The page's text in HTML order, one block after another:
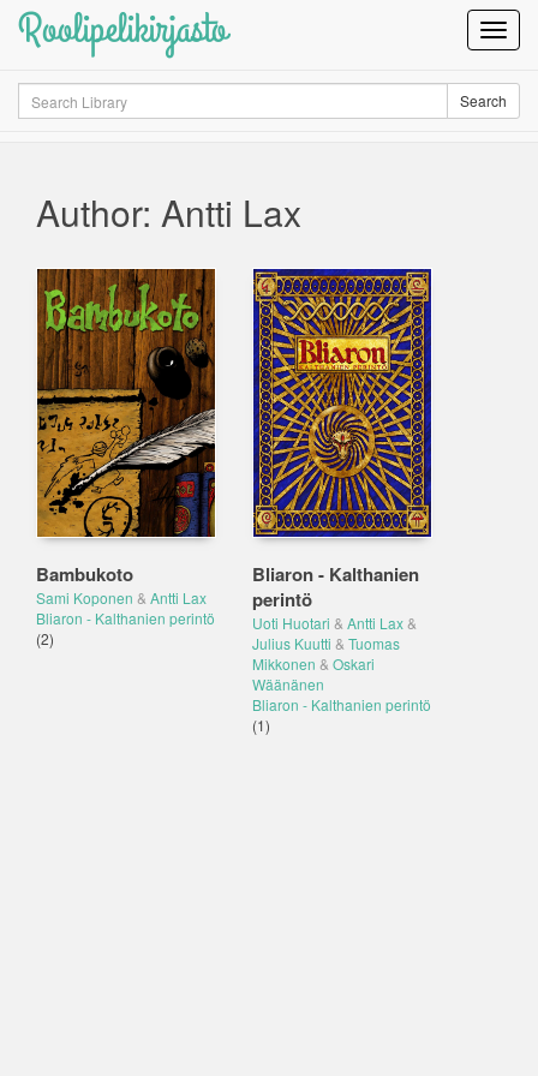
Roolipelikirjasto
Search Search
Author: Antti Lax
Bambukoto
Sami Koponen & Antti Lax
Bliaron - Kalthanien perintö
(2)
Bliaron - Kalthanien
perintö
Uoti Huotari & Antti Lax&
Julius Kuutti & Tuomas
Mikkonen & Oskari
Wäänänen
Bliaron - Kalthanien perintö
(1)